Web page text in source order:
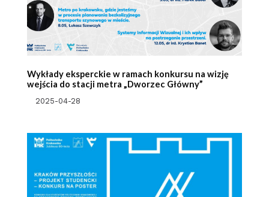
Wykłady eksperckie w ramach konkursu na wizję
wejścia do stacji metra „Dworzec Główny”
2025-04-28